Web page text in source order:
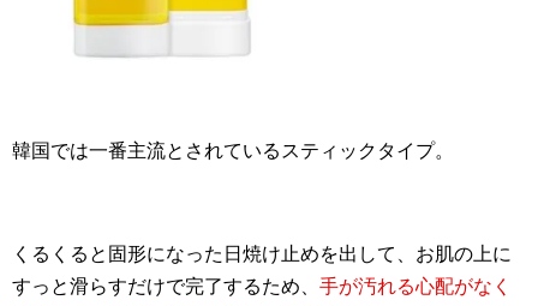
韓国では一番主流とされているスティックタイプ。
くるくると固形になった日焼け止めを出して、お肌の上に
すっと滑らすだけで完了するため、 手が汚れる心配がなく